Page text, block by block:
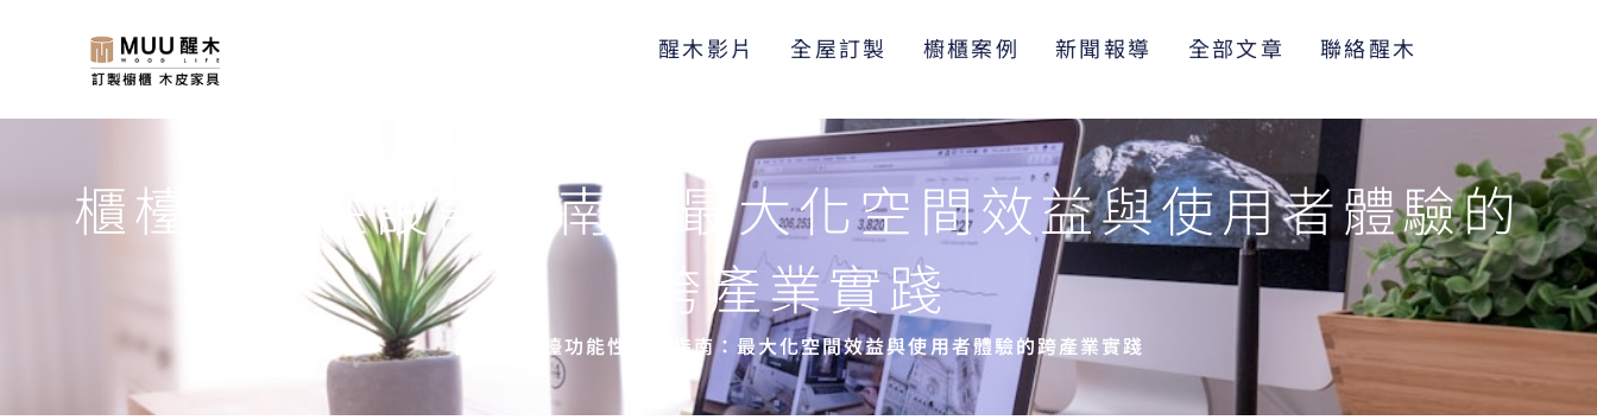
醒木影片 全屋訂製 櫥櫃案例 新聞報導 全部文章 聯絡醒木
櫃檯功能性設計指南：最大化空間效益與使用者體驗的
跨產業實踐
首頁 櫃檯功能性設計指南：最大化空間效益與使用者體驗的跨產業實踐